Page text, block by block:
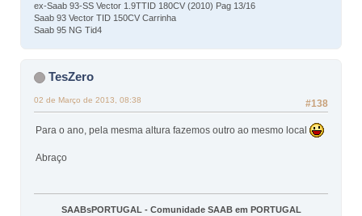
ex-Saab 93-SS Vector 1.9TTID 180CV (2010) Pag 13/16
Saab 93 Vector TID 150CV Carrinha
Saab 95 NG Tid4
TesZero
#138
02 de Março de 2013, 08:38
Para o ano, pela mesma altura fazemos outro ao mesmo local
Abraço
SAABsPORTUGAL - Comunidade SAAB em PORTUGAL